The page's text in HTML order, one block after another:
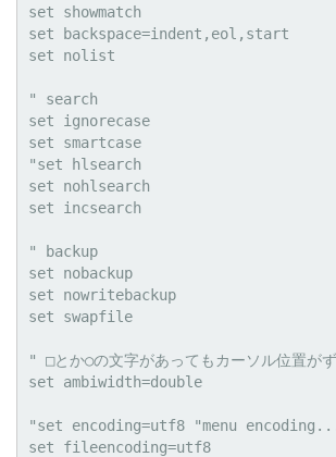
set showmatch
set backspace=indent,eol,start
set nolist
" search
set ignorecase
set smartcase
"set hlsearch
set nohlsearch
set incsearch
" backup
set nobackup
set nowritebackup
set swapfile
" □とか○の文字があってもカーソル位置が
set ambiwidth=double
"set encoding=utf8 "menu
set fileencoding=utf8